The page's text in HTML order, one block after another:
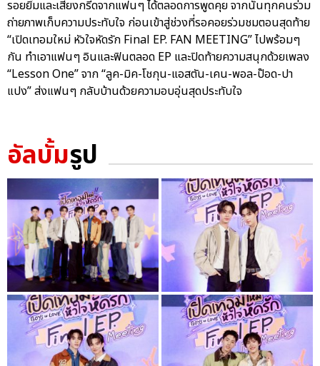
รอยยิ้มและเสียงกรี๊ดจากแฟนๆ ได้ตลอดการพูดคุย จากนั้นทุกคนร่วม
ถ่ายภาพเก็บความประทับใจ ก่อนเข้าสู่ช่วงที่รอคอยร่วมชมตอนสุดท้าย
“เปิดเทอมใหม่ หัวใจหัดรัก Final EP. FAN MEETING” ไปพร้อมๆ
กัน ทำเอาแฟนๆ อินและฟินตลอด EP และปิดท้ายความสนุกด้วยเพลง
“Lesson One” จาก “ลูค-มิค-โชกุน-แอสตัน-เคน-พอล-ป๊อด-ปา
แปง” ส่งแฟนๆ กลับบ้านด้วยความอบอุ่นสุดประทับใจ
อัลบั้มรูป